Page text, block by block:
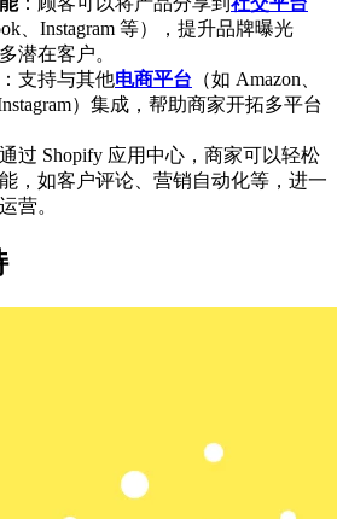
、Instagram 等），提升品牌曝光
潜在客户。
：支持与其他电商平台 （如 Amazon、
）集成，帮助商家开拓多平台
通过 Shopify 应用中心，商家可以轻松
，如客户评论、营销自动化等，进一
营。